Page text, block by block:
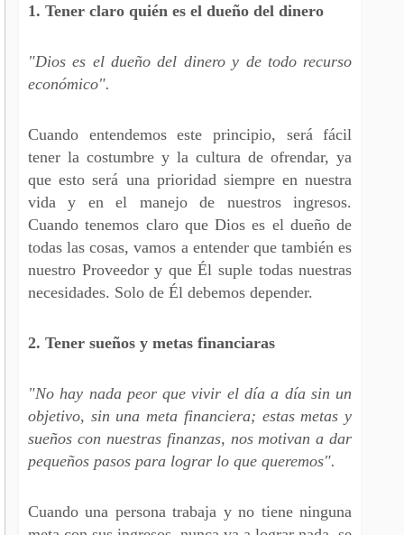
1. Tener claro quién es el dueño del dinero
"Dios es el dueño del dinero y de todo recurso
económico".
Cuando entendemos este principio, será fácil
tener la costumbre y la cultura de ofrendar, ya
que esto será una prioridad siempre en nuestra
vida y en el manejo de nuestros ingresos.
Cuando tenemos claro que Dios es el dueño de
todas las cosas, vamos a entender que también es
nuestro Proveedor y que Él suple todas nuestras
necesidades. Solo de Él debemos depender.
2. Tener sueños y metas financiaras
"No hay nada peor que vivir el día a día sin un
objetivo, sin una meta financiera; estas metas y
sueños con nuestras finanzas, nos motivan a dar
pequeños pasos para lograr lo que queremos".
Cuando una persona trabaja y no tiene ninguna